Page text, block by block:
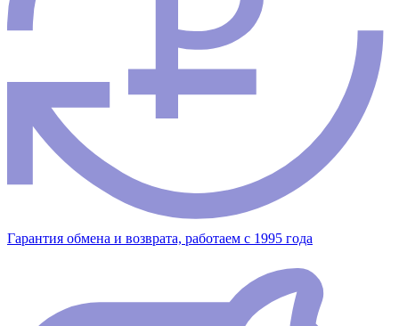
Гарантия обмена и возврата, работаем с 1995 года